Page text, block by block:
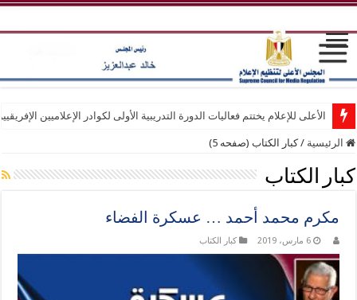
الأعلى للإعلام يختتم فعاليات الدورة التدريبية الأولى لكوادر الإعلاميين
الرئيسية / كبار الكتاب (صفحه 5)
كبار الكتاب
مكرم محمد أحمد … عسكرة الفضاء
6 مارس، 2019 كبار الكتاب